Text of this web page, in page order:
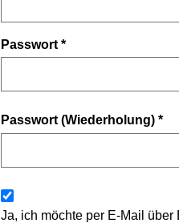
Passwort *
Passwort (Wiederholung) *
Ja, ich möchte per E-Mail über